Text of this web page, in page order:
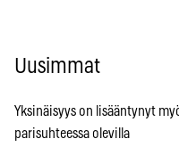
Uusimmat
Yksinäisyys on lisääntynyt
parisuhteessa olevilla